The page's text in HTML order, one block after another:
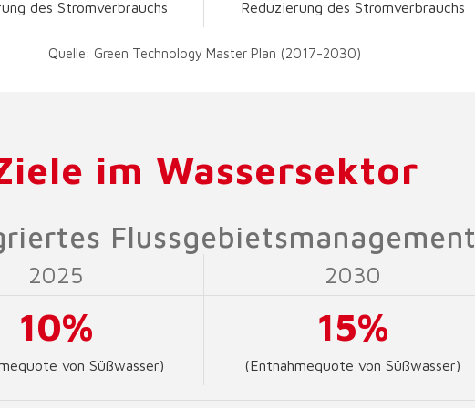
des Stromverbrauchs Reduzierung des Stromverbrauchs
Quelle: Green Technology Master Plan (2017-2030)
im Wassersektor
Flussgebietsmanagement
2025 2030
10%
von Süßwasser)
15%
(Entnahmequote von Süßwasser)